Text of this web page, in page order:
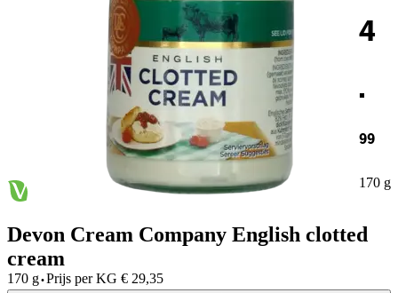
4
.
99
170 g
Devon Cream Company English clotted
cream
170 g·Prijs per KG € 29,35